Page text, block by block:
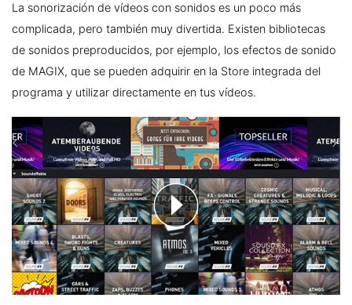
La sonorización de vídeos con sonidos es un poco más
complicada, pero también muy divertida. Existen bibliotecas
de sonidos preproducidos, por ejemplo, los efectos de sonido
de MAGIX, que se pueden adquirir en la Store integrada del
programa y utilizar directamente en tus vídeos.